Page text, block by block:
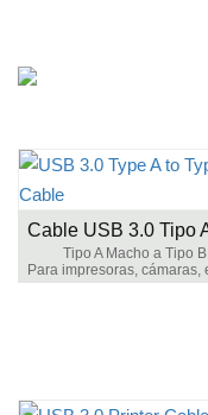
Tipo A Macho a Tipo B